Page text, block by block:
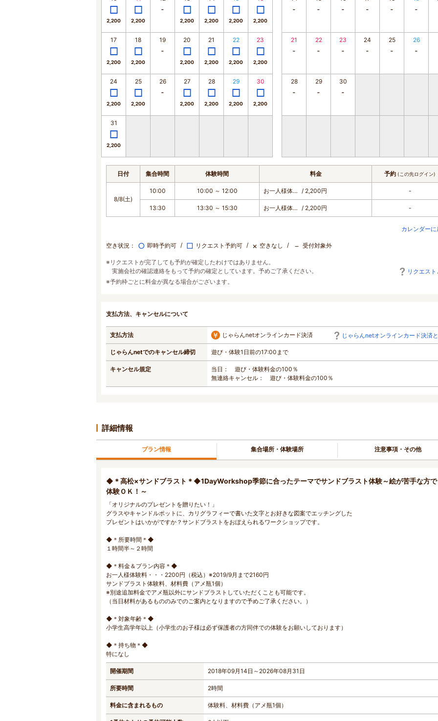
2,200 2,200 2,200 2,200 2,200 2,200
17
2,200
18
2,200
19 20
2,200
21
2,200
22
2,200
23
2,200
24
2,200
25
2,200
26 27
2,200
28
2,200
29
2,200
30
2,200
31
2,200
21 22 23 24 25 26
28 29 30
日付 集合時間 体験時間 料金 予約 (この先ログイン)
8/8(土)
10:00 10:00 ～ 12:00 お一人様体験料 / 2,200円 -
13:30 13:30 ～ 15:30 お一人様体験料 / 2,200円 -
カレンダーに
空き状況： ○ 即時予約可 □ リクエスト予約可 × 空きなし － 受付対象外
※リクエストが完了しても予約が確定したわけではありません。
実施会社の確認連絡をもって予約の確定としています。予めご了承ください。
リクエス
※予約枠ごとに料金が異なる場合がございます。
支払方法、キャンセルについて
支払方法 じゃらんnetオンラインカード決済 じゃらんnetオンラインカード決済
じゃらんnetでのキャンセル締切 遊び・体験1日前の17:00まで
キャンセル規定
当日： 遊び・体験料金の100％
無連絡キャンセル： 遊び・体験料金の100％
詳細情報
プラン情報 集合場所・体験場所 注意事項・その他
◆＊高松×サンドブラスト＊◆1DayWorkshop季節に合ったテーマでサンドブラスト体験～絵が苦手な方
体験ＯＫ！～
「オリジナルのプレゼントを贈りたい！」
グラスやキャンドルポットに、カリグラフィーで書いた文字とお好きな図案でエッチングした
プレゼントはいかがですか？サンドブラストをおぼえられるワークショップです。
◆＊所要時間＊◆
１時間半～２時間
◆＊料金＆プラン内容＊◆
お一人様体験料・・・2200円（税込）※2019/9月まで2160円
サンドブラスト体験料、材料費（アメ瓶1個）
※別途追加料金でアメ瓶以外にサンドブラストしていただくことも可能です。
（当日材料があるもののみでのご案内となりますので予めご了承ください。）
◆＊対象年齢＊◆
小学生高学年以上（小学生のお子様は必ず保護者の方同伴での体験をお願いしております）
◆＊持ち物＊◆
特になし
開催期間 2018年09月14日～2026年08月31日
所要時間 2時間
料金に含まれるもの 体験料、材料費（アメ瓶1個）